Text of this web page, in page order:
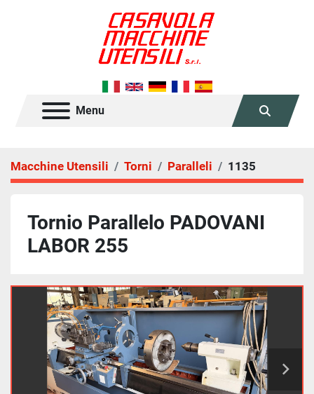
Menu
Cerca
Macchine Utensili Torni Paralleli 1135
Tornio Parallelo PADOVANI
LABOR 255